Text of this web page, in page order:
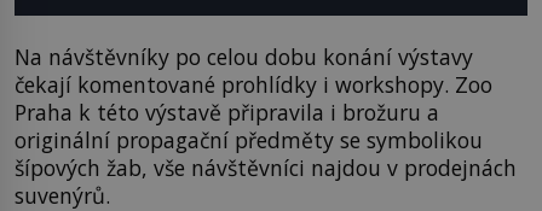
Na návštěvníky po celou dobu konání výstavy
čekají komentované prohlídky i workshopy. Zoo
Praha k této výstavě připravila i brožuru a
originální propagační předměty se symbolikou
šípových žab, vše návštěvníci najdou v prodejnách
suvenýrů.